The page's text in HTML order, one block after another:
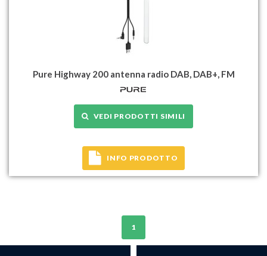
Pure Highway 200 antenna radio DAB, DAB+, FM
VEDI PRODOTTI SIMILI
INFO PRODOTTO
1